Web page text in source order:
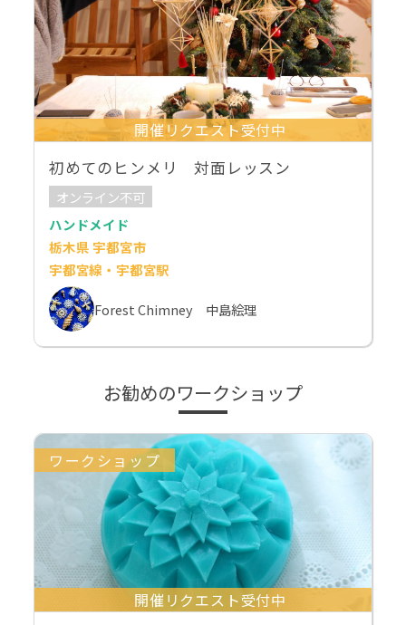
開催リクエスト受付中
初めてのヒンメリ 対面レッスン
オンライン不可
ハンドメイド
栃木県 宇都宮市
宇都宮線・宇都宮駅
Forest Chimney 中島絵理
お勧めのワークショップ
ワークショップ
開催リクエスト受付中